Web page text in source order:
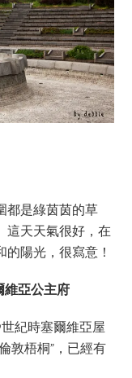
都是綠茵茵的草
這天天氣很好，在
陽光，很寫意！
維亞公主府
紀時塞爾維亞屋
敦梧桐”，已經有